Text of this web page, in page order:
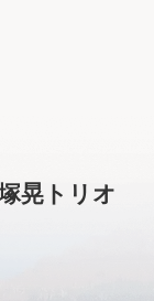
晃トリオ